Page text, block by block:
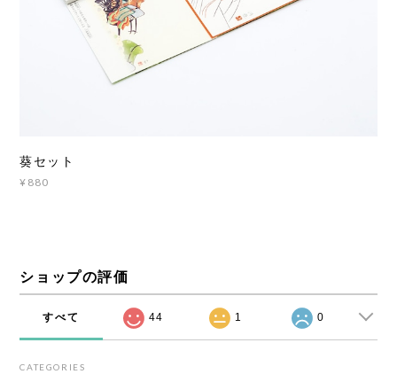
葵セット
¥880
ショップの評価
すべて 44 1 0
CATEGORIES